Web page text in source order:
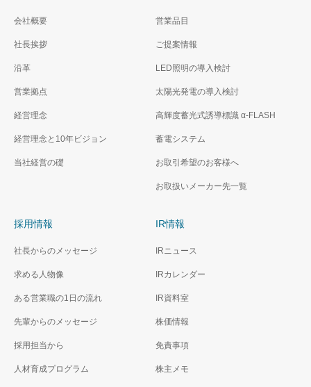
会社概要
社長挨拶
沿革
営業拠点
経営理念
経営理念と10年ビジョン
当社経営の礎
営業品目
ご提案情報
LED照明の導入検討
太陽光発電の導入検討
高輝度蓄光式誘導標識 α‐FLASH
蓄電システム
お取引希望のお客様へ
お取扱いメーカー先一覧
採用情報
社長からのメッセージ
求める人物像
ある営業職の1日の流れ
先輩からのメッセージ
採用担当から
人材育成プログラム
IR情報
IRニュース
IRカレンダー
IR資料室
株価情報
免責事項
株主メモ